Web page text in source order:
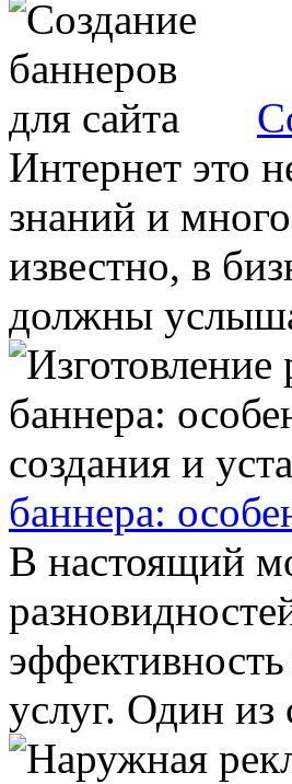
Интернет это
знаний и
известно, в
должны
баннера:
В настоящий
услуг. Один